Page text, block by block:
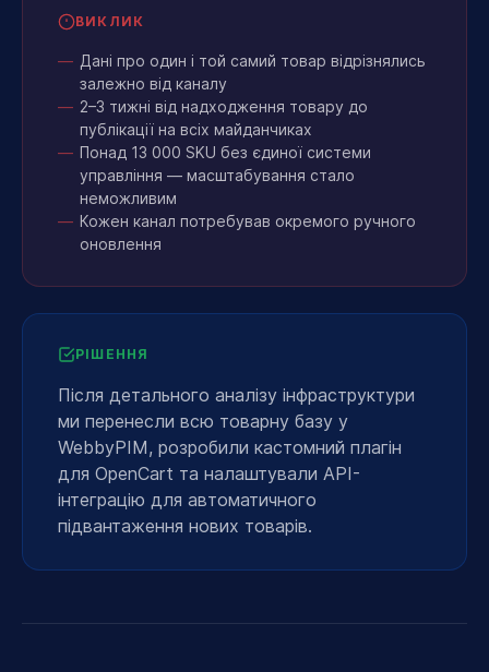
ВИКЛИК
Дані про один і той самий товар відрізнялись
залежно від каналу
2–3 тижні від надходження товару до
публікації на всіх майданчиках
Понад 13 000 SKU без єдиної системи
управління — масштабування стало
неможливим
Кожен канал потребував окремого ручного
оновлення
РІШЕННЯ
Після детального аналізу інфраструктури
ми перенесли всю товарну базу у
WebbyPIM, розробили кастомний плагін
для OpenCart та налаштували API-
інтеграцію для автоматичного
підвантаження нових товарів.